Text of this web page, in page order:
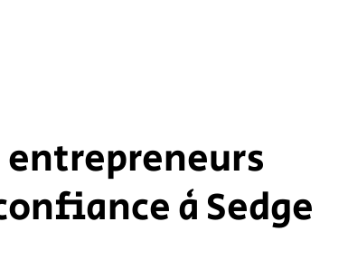
à Sedge